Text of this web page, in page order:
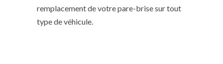
remplacement de votre pare-brise sur tout
type de véhicule.